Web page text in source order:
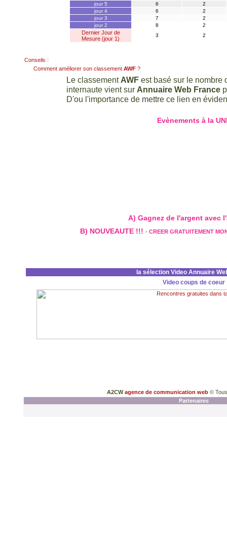
jour 5
6
2
jour 4
6
2
jour 3
7
2
jour 2
8 2
Dernier Jour de
Mesure (jour 1)
3 2
Conseils :
Comment améliorer son classement AWF ?
Le classement AWF est basé sur le nombre
internaute vient sur Annuaire Web France
D'ou l'importance de mettre ce lien en
Evènements à la
A) Gagnez de l'argent avec
B) NOUVEAUTE !!! - CREER GRATUITEMENT
la sélection Video Annuaire
Video coups de coeur
A2CWagence de communication web ©
Partenaires